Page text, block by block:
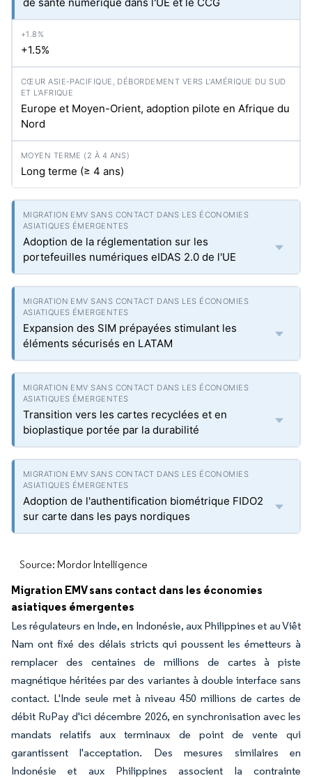
+1.5%
Europe et Moyen-Orient, adoption pilote en Afrique du
Nord
Long terme (≥ 4 ans)
Adoption de la réglementation sur les
portefeuilles numériques eIDAS 2.0 de l'UE
Expansion des SIM prépayées stimulant les
éléments sécurisés en LATAM
Transition vers les cartes recyclées et en
bioplastique portée par la durabilité
Adoption de l'authentification biométrique FIDO2
sur carte dans les pays nordiques
Source: Mordor Intelligence
Migration EMV sans contact dans les économies
asiatiques émergentes
Les régulateurs en Inde, en Indonésie, aux Philippines et au Viêt
Nam ont fixé des délais stricts qui poussent les émetteurs à
remplacer des centaines de millions de cartes à piste
magnétique héritées par des variantes à double interface sans
contact. L'Inde seule met à niveau 450 millions de cartes de
débit RuPay d'ici décembre 2026, en synchronisation avec les
mandats relatifs aux terminaux de point de vente qui
garantissent l'acceptation. Des mesures similaires en
Indonésie et aux Philippines associent la contrainte